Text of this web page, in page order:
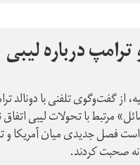
درباره لیبی
گفت‌وگوی تلفنی با دونالد
مرتبط با تحولات لیبی
جدیدی میان آمریکا و
صحبت کردند.